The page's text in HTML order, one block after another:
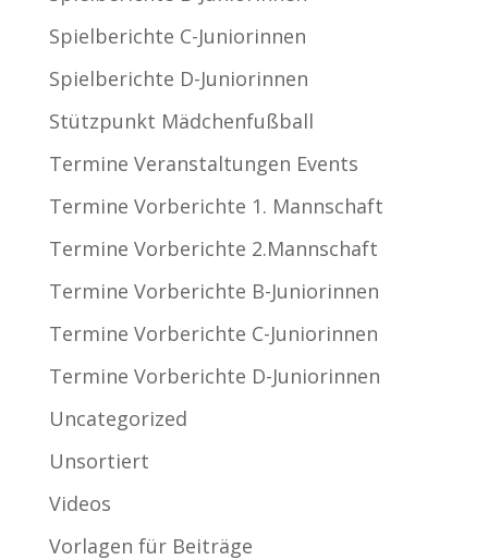
Spielberichte C-Juniorinnen
Spielberichte D-Juniorinnen
Stützpunkt Mädchenfußball
Termine Veranstaltungen Events
Termine Vorberichte 1. Mannschaft
Termine Vorberichte 2.Mannschaft
Termine Vorberichte B-Juniorinnen
Termine Vorberichte C-Juniorinnen
Termine Vorberichte D-Juniorinnen
Uncategorized
Unsortiert
Videos
Vorlagen für Beiträge